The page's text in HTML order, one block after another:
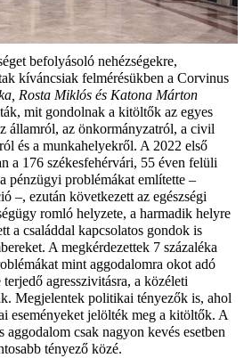
befolyásoló nehézségekre,
kíváncsiak felmérésükben a Corvinus
Rosta Miklós és Katona Márton
mit gondolnak a kitöltők az egyes
államról, az önkormányzatról, a civil
és a munkahelyekről. A 2022 első
a 176 székesfehérvári, 55 éven felüli
pénzügyi problémákat említette –
–, ezután következett az egészségi
romló helyzete, a harmadik helyre
a családdal kapcsolatos gondok is
A megkérdezettek 7 százaléka
mint aggodalomra okot adó
agresszivitásra, a közéleti
Megjelentek politikai tényezők is, ahol
eseményeket jelölték meg a kitöltők. A
aggodalom csak nagyon kevés esetben
tényező közé.